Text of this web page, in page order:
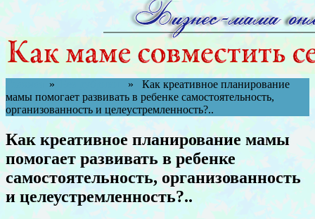
»
» Как креативное планирование
мамы помогает развивать в ребенке самостоятельность,
организованность и целеустремленность?..
Как креативное планирование мамы
помогает развивать в ребенке
самостоятельность, организованность
и целеустремленность?..